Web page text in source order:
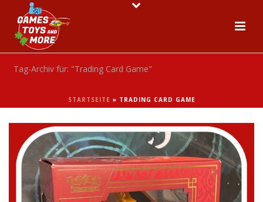
Tag-Archiv für: "Trading Card Game"
STARTSEITE » TRADING CARD GAME